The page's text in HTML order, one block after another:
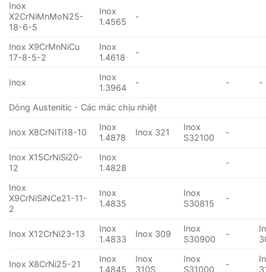
Inox
X2CrNiMnMoN25-
18-6-5
Inox
1.4565
-
Inox X9CrMnNiCu
17-8-5-2
Inox
1.4618
-
Inox
Inox
1.3964
- - -
Dòng Austenitic - Các mác chịu nhiệt
Inox X8CrNiTi18-10
Inox
1.4878
Inox 321
Inox
S32100
-
Inox X15CrNiSi20-
12
Inox
1.4828
-
Inox
X9CrNiSiNCe21-11-
2
Inox
1.4835
Inox
S30815
-
Inox X12CrNi23-13
Inox
1.4833
Inox 309
Inox
S30900
-
Inox X8CrNi25-21
Inox
1.4845
Inox
310S
Inox
S31000
-